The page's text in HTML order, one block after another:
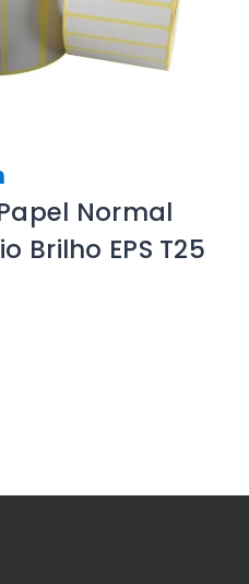
Normal
Brilho EPS T25